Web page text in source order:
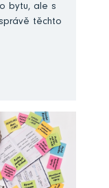
bytu, ale s
těchto